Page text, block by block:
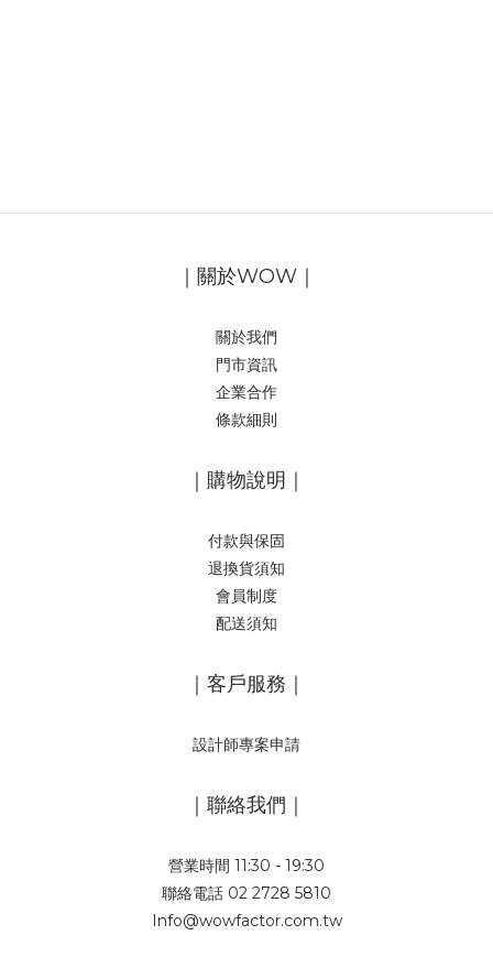
｜關於WOW｜
關於我們
門市資訊
企業合作
條款細則
｜購物說明｜
付款與保固
退換貨須知
會員制度
配送須知
｜客戶服務｜
設計師專案申請
｜聯絡我們｜
營業時間 11:30 - 19:30
聯絡電話 02 2728 5810
Info@wowfactor.com.tw